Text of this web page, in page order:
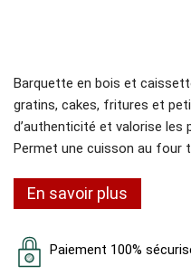
Barquette en bois et
gratins, cakes, fritures et
d’authenticité et valorise les
Permet une cuisson au four
En savoir plus
Paiement 100%